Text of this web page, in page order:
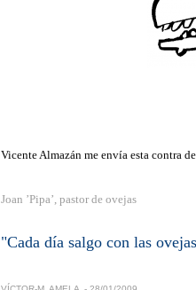
Vicente Almazán me envía esta contra
Joan ’Pipa’, pastor de ovejas
"Cada día salgo con las